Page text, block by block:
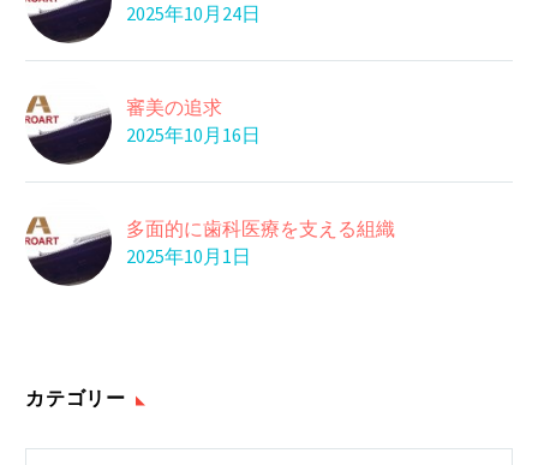
2025年10月24日
審美の追求
2025年10月16日
多面的に歯科医療を支える組織
2025年10月1日
カテゴリー